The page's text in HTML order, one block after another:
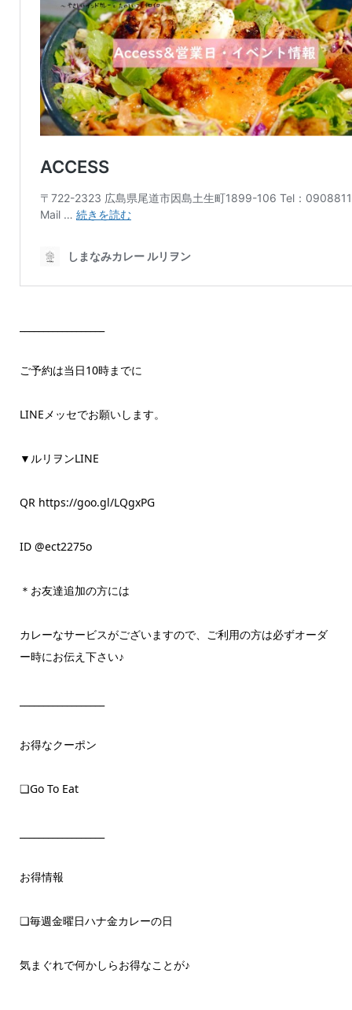
ご予約は当日10時までに
LINEメッセでお願いします。
▼ルリヲンLINE
QR https://goo.gl/LQgxPG
ID @ect2275o
＊お友達追加の方には
カレーなサービスがございますので、ご利用の方は必ずオーダ
ー時にお伝え下さい♪
お得なクーポン
❏Go To Eat
お得情報
❏毎週金曜日ハナ金カレーの日
気まぐれで何かしらお得なことが♪